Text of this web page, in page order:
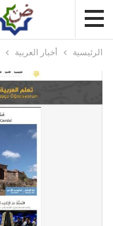
الرئيسية أخبار العربية